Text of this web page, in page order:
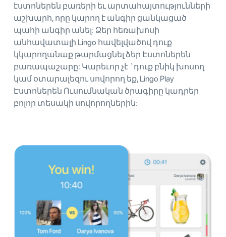
էստոներեն բառերի եւ արտահայտությունների
աշխարհ, որը կարող է անգիր ցանկացած
պահի անգիր անել: Ձեր հեռախոսի
անհավատալի Lingo հավելվածով դուք
կկարողանաք թարմացնել ձեր Էստոներեն
բառապաշարը: Կարեւոր չէ `դուք բնիկ խոսող
կամ օտարալեզու սովորող եք, Lingo Play
Էստոներեն Ուսումնական ծրագիրը կադրեր
բոլոր տեսակի սովորողներին: